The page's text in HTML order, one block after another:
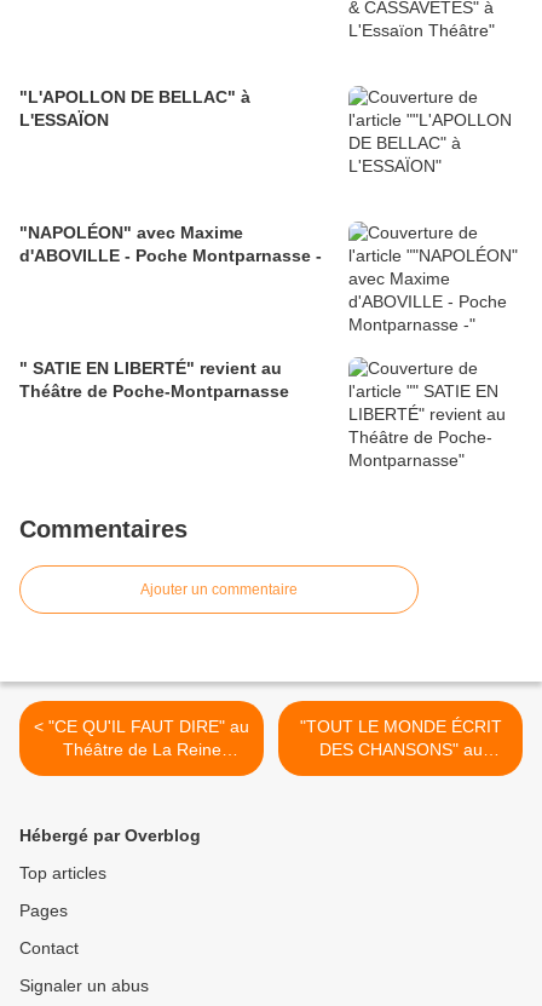
"L'APOLLON DE BELLAC" à
L'ESSAÏON
"NAPOLÉON" avec Maxime
d'ABOVILLE - Poche Montparnasse -
" SATIE EN LIBERTÉ" revient au
Théâtre de Poche-Montparnasse
Commentaires
Ajouter un commentaire
< "CE QU'IL FAUT DIRE" au
Théâtre de La Reine
Blanche
"TOUT LE MONDE ÉCRIT
DES CHANSONS" au
Théâtre MONTMARTRE
Hébergé par Overblog
Top articles
Pages
Contact
Signaler un abus